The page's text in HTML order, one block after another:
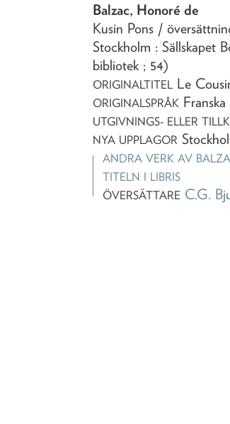
Balzac, Honoré de
Kusin Pons /
Stockholm : Sällskapet
bibliotek ; 54)
ORIGINALTITEL Le
ORIGINALSPRÅK Franska
UTGIVNINGS- ELLER
NYA UPPLAGOR
ANDRA VERK AV
TITELN I LIBRIS
ÖVERSÄTTARE C.G.